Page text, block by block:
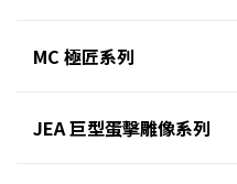
MC 極匠系列
JEA 巨型蛋擊雕像系列